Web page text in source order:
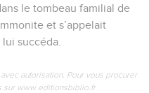
le tombeau familial de
et s’appelait
succéda.
autorisation. Pour vous procurer
sur www.editionsbiblio.fr